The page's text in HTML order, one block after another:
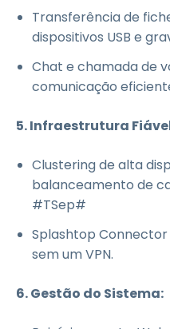
Transferência de
dispositivos USB e
Chat e chamada de
comunicação
5. Infraestrutura
Clustering de alta
balanceamento de
#TSep#
Splashtop Connector
sem um VPN.
6. Gestão do Sistema: